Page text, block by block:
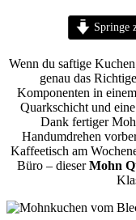
Springe
Wenn du saftige
genau das
Komponenten in
Quarkschicht und
Dank fertiger
Handumdrehen
Kaffeetisch am
Büro – dieserMohn